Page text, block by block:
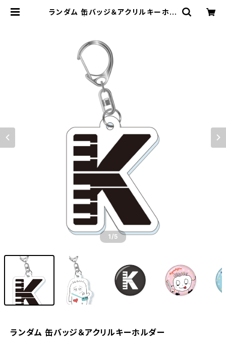
ランダム 缶バッジ＆アクリルキーホル
1 /5
ランダム 缶バッジ＆アクリルキーホルダー